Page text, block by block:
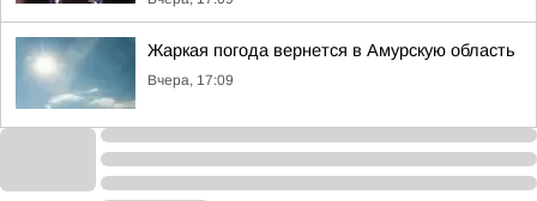
Жаркая погода вернется в Амурскую область
Вчера, 17:09